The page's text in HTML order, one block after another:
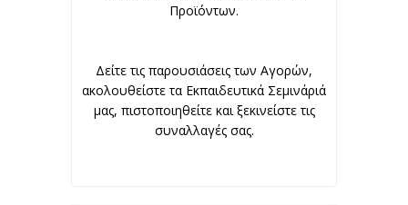
Προϊόντων.
Δείτε τις παρουσιάσεις των Αγορών,
ακολουθείστε τα Εκπαιδευτικά Σεμινάριά
μας, πιστοποιηθείτε και ξεκινείστε τις
συναλλαγές σας.